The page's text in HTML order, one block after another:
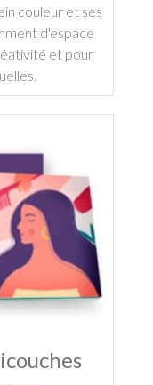
couleur et ses
d'espace
et pour